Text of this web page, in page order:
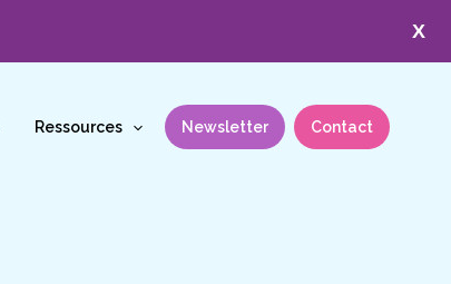
X
Ressources Newsletter Contact